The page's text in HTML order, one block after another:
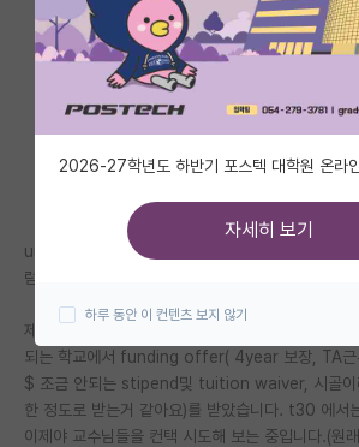
베스트 게시판
IF 명예의전당
자유 게시판(아무개랩)
미국 유학 게시판
미국 대학원 합격 후기 게시판
대학원 합격 후기 게시판
연구실(PI) 홍보 게시판
석박사 채용 정보 게시판
unfunded phd offer는 사실상 reject이라는 말
럼에도 고민이 되어서 올려봅니다.
제가 이번 사이클에 t30안쪽 학교에서
되는 학교에서 funding offer( 4year 보장, TA
$ 조금 안되는 stipend및 tuition waiver, 시골이
한 정도로 받는거 같아요)를 받았습니다. t30 에서
이제야 교수님들을 컨택 시도해 보는 중입니다.(원
2026-27학년도 하반기 포스텍 대학원 온라
자세히 보기
하루 동안 이 컨텐츠 보지 않기